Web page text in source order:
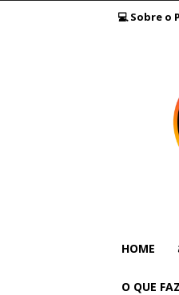
💻 Sobre o
HOME
O QUE